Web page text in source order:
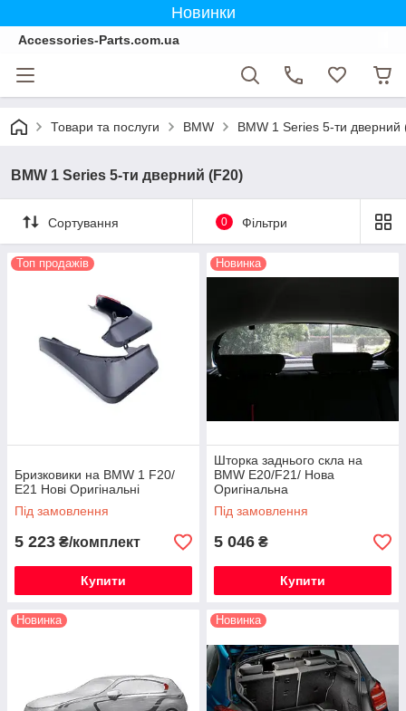
Новинки
Accessories-Parts.com.ua
Товари та послуги BMW BMW 1 Series 5-ти дверний
BMW 1 Series 5-ти дверний (F20)
Сортування 0 Фільтри
Топ продажів
Бризковики на BMW 1 F20/
E21 Нові Оригінальні
Під замовлення
5 223 ₴/комплект
Купити
Новинка
Шторка заднього скла на
BMW E20/F21/ Нова
Оригінальна
Під замовлення
5 046 ₴
Купити
Новинка Новинка